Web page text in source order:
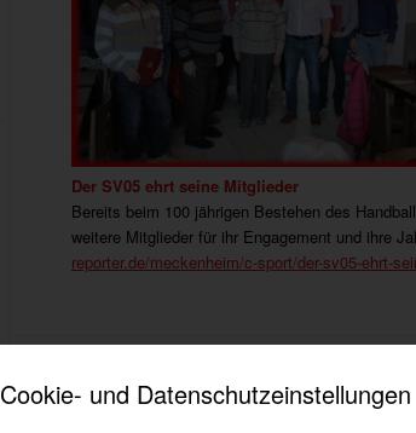
Cookie- und Datenschutzeinstellungen
Der SV05 ehrt seine Mitglieder
Bereits beim 100 jährigen Bestehen des
weitere Mitglieder für ihr Engagement und ihre
reporter.de/meckenheim/c-sport/der-sv05-ehrt-